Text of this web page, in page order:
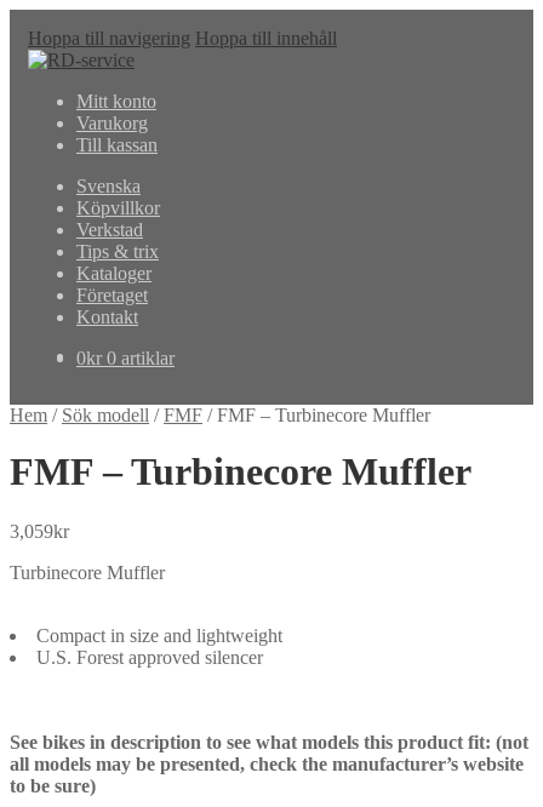
Hoppa till navigering Hoppa till innehåll
Mitt konto
Varukorg
Till kassan
Svenska
Köpvillkor
Verkstad
Tips & trix
Kataloger
Företaget
Kontakt
0kr 0 artiklar
Hem / Sök modell /FMF /FMF – Turbinecore Muffler
FMF – Turbinecore Muffler
3,059kr
Turbinecore Muffler
Compact in size and lightweight
U.S. Forest approved silencer
See bikes in description to see what models this product fit: (not
all models may be presented, check the manufacturer’s website
to be sure)